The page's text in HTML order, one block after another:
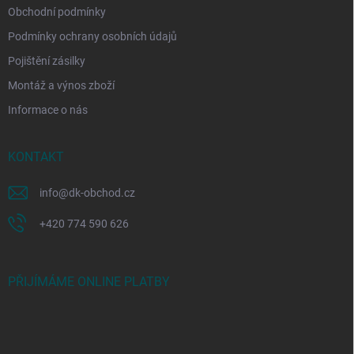
Obchodní podmínky
Podmínky ochrany osobních údajů
Pojištění zásilky
Montáž a výnos zboží
Informace o nás
KONTAKT
info@dk-obchod.cz
+420 774 590 626
PŘIJÍMÁME ONLINE PLATBY